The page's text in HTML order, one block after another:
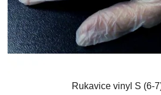
Rukavice vinyl S (6-